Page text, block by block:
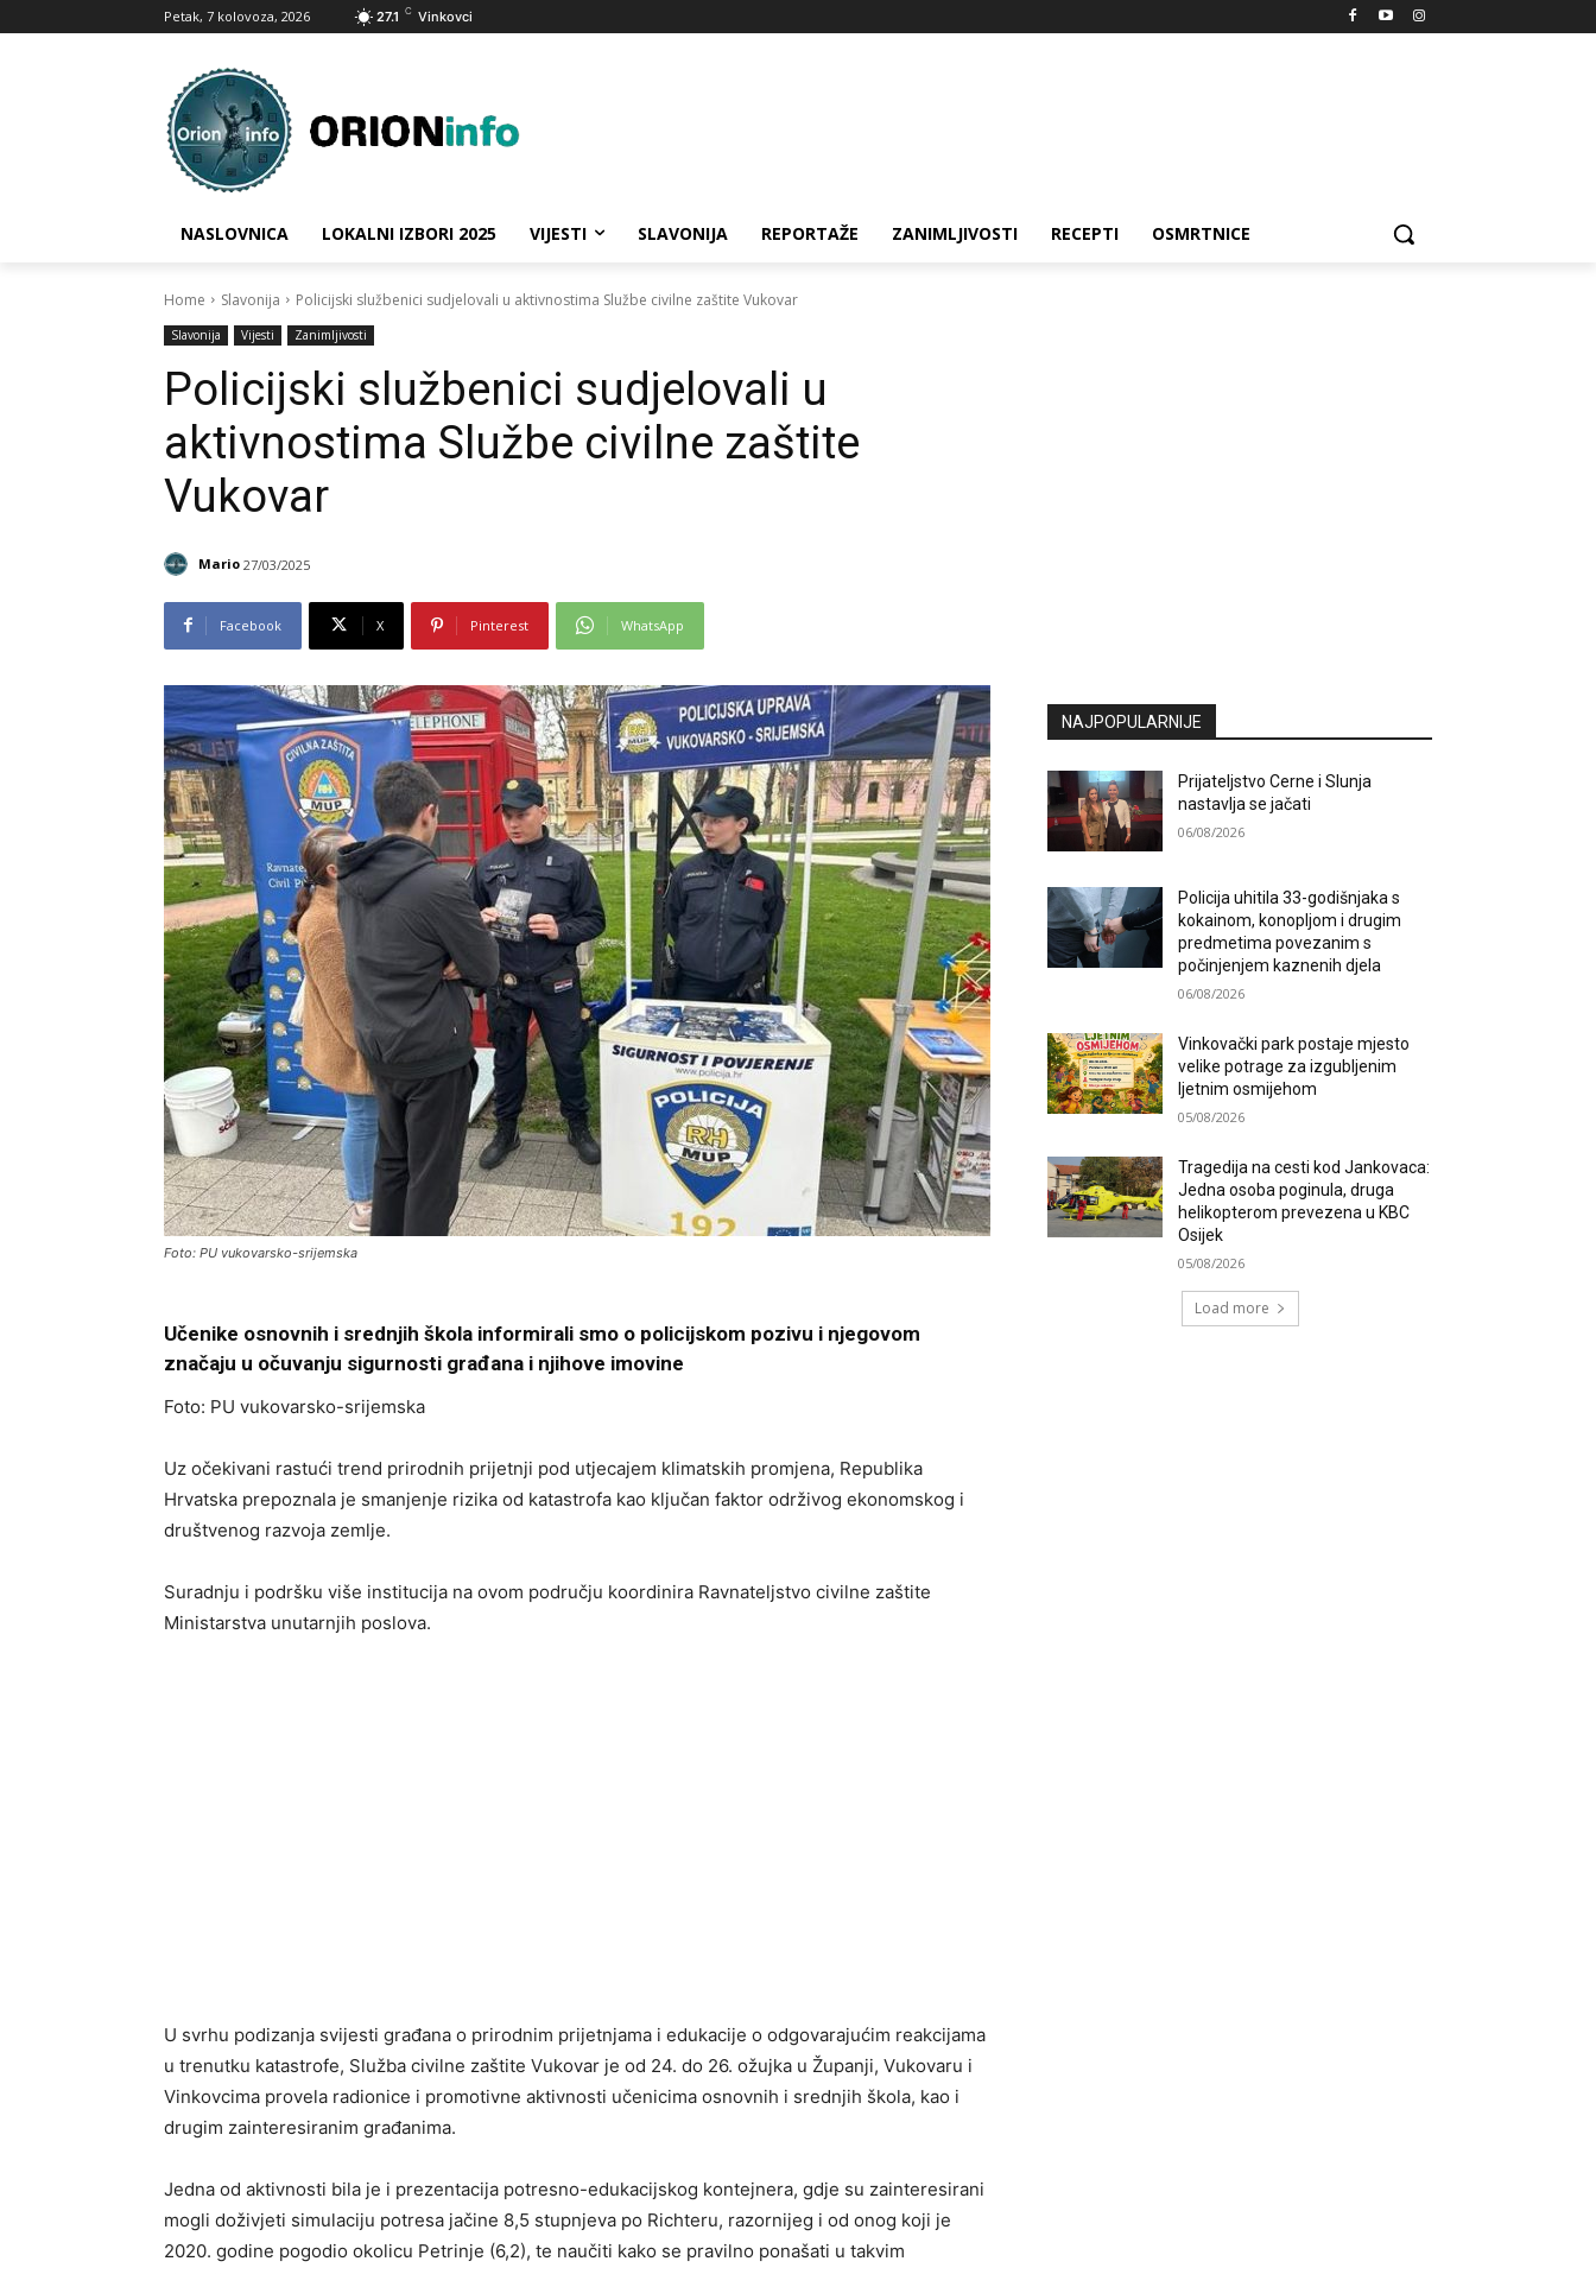
Petak, 7 kolovoza, 2026 27.1 C Vinkovci
NASLOVNICA LOKALNI IZBORI 2025 VIJESTI SLAVONIJA REPORTAŽE ZANIMLJIVOSTI RECEPTI OSMRTNICE
Home Slavonija Policijski službenici sudjelovali u aktivnostima Službe civilne zaštite Vukovar
Slavonija Vijesti Zanimljivosti
Policijski službenici sudjelovali u
aktivnostima Službe civilne zaštite
Vukovar
Mario 27/03/2025
Facebook X Pinterest WhatsApp
Foto: PU vukovarsko-srijemska
Učenike osnovnih i srednjih škola informirali smo o policijskom pozivu i njegovom
značaju u očuvanju sigurnosti građana i njihove imovine
Foto: PU vukovarsko-srijemska
Uz očekivani rastući trend prirodnih prijetnji pod utjecajem klimatskih promjena, Republika
Hrvatska prepoznala je smanjenje rizika od katastrofa kao ključan faktor održivog ekonomskog i
društvenog razvoja zemlje.
Suradnju i podršku više institucija na ovom području koordinira Ravnateljstvo civilne zaštite
Ministarstva unutarnjih poslova.
U svrhu podizanja svijesti građana o prirodnim prijetnjama i edukacije o odgovarajućim reakcijama
u trenutku katastrofe, Služba civilne zaštite Vukovar je od 24. do 26. ožujka u Županji, Vukovaru i
Vinkovcima provela radionice i promotivne aktivnosti učenicima osnovnih i srednjih škola, kao i
drugim zainteresiranim građanima.
Jedna od aktivnosti bila je i prezentacija potresno-edukacijskog kontejnera, gdje su zainteresirani
mogli doživjeti simulaciju potresa jačine 8,5 stupnjeva po Richteru, razornijeg i od onog koji je
2020. godine pogodio okolicu Petrinje (6,2), te naučiti kako se pravilno ponašati u takvim
NAJPOPULARNIJE
Prijateljstvo Cerne i Slunja
nastavlja se jačati
06/08/2026
Policija uhitila 33-godišnjaka s
kokainom, konopljom i drugim
predmetima povezanim s
počinjenjem kaznenih djela
06/08/2026
Vinkovački park postaje mjesto
velike potrage za izgubljenim
ljetnim osmijehom
05/08/2026
Tragedija na cesti kod Jankovaca:
Jedna osoba poginula, druga
helikopterom prevezena u KBC
Osijek
05/08/2026
Load more